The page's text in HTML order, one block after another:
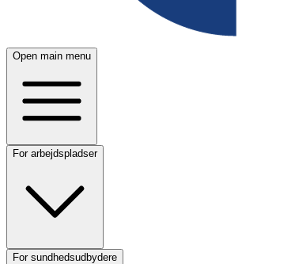
Open main menu
For arbejdspladser
For sundhedsudbydere